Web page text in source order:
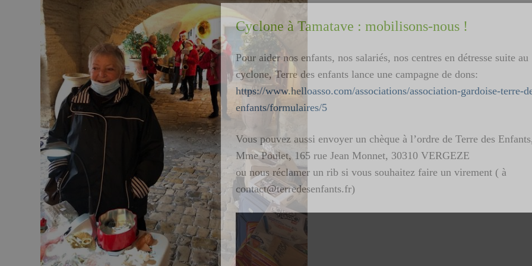
Cyclone à Tamatave : mobilisons-nous !
Pour aider nos enfants, nos salariés, nos centres en détresse suite au
cyclone, Terre des enfants lance une campagne de dons:
https://www.helloasso.com/associations/association-gardoise-terre-
enfants/formulaires/5
Vous pouvez aussi envoyer un chèque à l’ordre de Terre des
Mme Poulet, 165 rue Jean Monnet, 30310 VERGEZE
ou nous réclamer un rib si vous souhaitez faire un virement ( à
contact@terredesenfants.fr)
Lecteur
vidéo